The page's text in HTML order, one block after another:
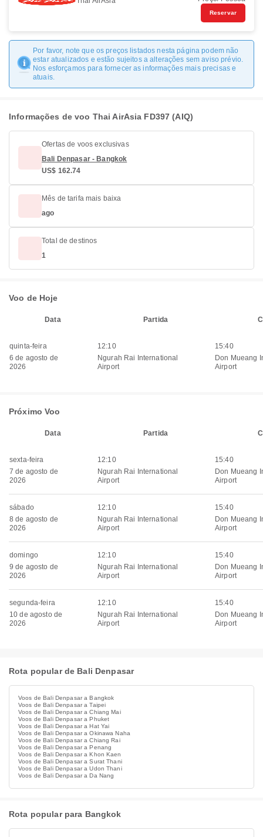
Reservar
Por favor, note que os preços listados nesta página podem não
estar atualizados e estão sujeitos a alterações sem aviso prévio.
Nos esforçamos para fornecer as informações mais precisas e
atuais.
Informações de voo Thai AirAsia FD397 (AIQ)
Ofertas de voos exclusivas
Bali Denpasar - Bangkok
US$ 162.74
Mês de tarifa mais baixa
ago
Total de destinos
1
Voo de Hoje
Data Partida
quinta-feira
6 de agosto de
2026
12:10
Ngurah Rai International
Airport
15:40
Don Mueang
Airport
Próximo Voo
Data Partida
sexta-feira
7 de agosto de
2026
12:10
Ngurah Rai International
Airport
15:40
Don Mueang
Airport
sábado
8 de agosto de
2026
12:10
Ngurah Rai International
Airport
15:40
Don Mueang
Airport
domingo
9 de agosto de
2026
12:10
Ngurah Rai International
Airport
15:40
Don Mueang
Airport
segunda-feira
10 de agosto de
2026
12:10
Ngurah Rai International
Airport
15:40
Don Mueang
Airport
Rota popular de Bali Denpasar
Voos de Bali Denpasar a Bangkok
Voos de Bali Denpasar a Taipei
Voos de Bali Denpasar a Chiang Mai
Voos de Bali Denpasar a Phuket
Voos de Bali Denpasar a Hat Yai
Voos de Bali Denpasar a Okinawa Naha
Voos de Bali Denpasar a Chiang Rai
Voos de Bali Denpasar a Penang
Voos de Bali Denpasar a Khon Kaen
Voos de Bali Denpasar a Surat Thani
Voos de Bali Denpasar a Udon Thani
Voos de Bali Denpasar a Da Nang
Rota popular para Bangkok